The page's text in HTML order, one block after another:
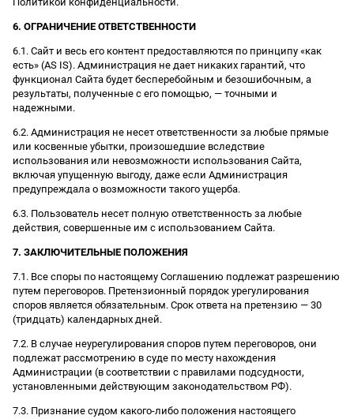
6. ОГРАНИЧЕНИЕ ОТВЕТСТВЕННОСТИ
6.1. Сайт и весь его контент предоставляются по принципу «как
есть» (AS IS). Администрация не дает никаких гарантий, что
функционал Сайта будет бесперебойным и безошибочным, а
результаты, полученные с его помощью, — точными и
надежными.
6.2. Администрация не несет ответственности за любые прямые
или косвенные убытки, произошедшие вследствие
использования или невозможности использования Сайта,
включая упущенную выгоду, даже если Администрация
предупреждала о возможности такого ущерба.
6.3. Пользователь несет полную ответственность за любые
действия, совершенные им с использованием Сайта.
7. ЗАКЛЮЧИТЕЛЬНЫЕ ПОЛОЖЕНИЯ
7.1. Все споры по настоящему Соглашению подлежат разрешению
путем переговоров. Претензионный порядок урегулирования
споров является обязательным. Срок ответа на претензию — 30
(тридцать) календарных дней.
7.2. В случае неурегулирования споров путем переговоров, они
подлежат рассмотрению в суде по месту нахождения
Администрации (в соответствии с правилами подсудности,
установленными действующим законодательством РФ).
7.3. Признание судом какого-либо положения настоящего